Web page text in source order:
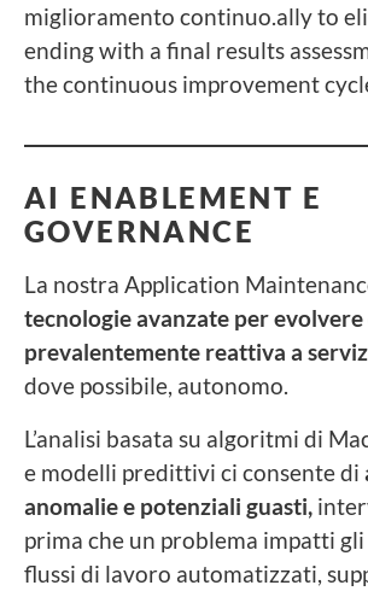
miglioramento continuo.ally to
ending with a final results
the continuous improvement
AI ENABLEMENT E
GOVERNANCE
La nostra Application
tecnologie avanzate per
prevalentemente reattiva a
dove possibile, autonomo.
L’analisi basata su algoritmi di
e modelli predittivi ci consente di
anomalie e potenziali guasti,
prima che un problema impatti
flussi di lavoro automatizzati,